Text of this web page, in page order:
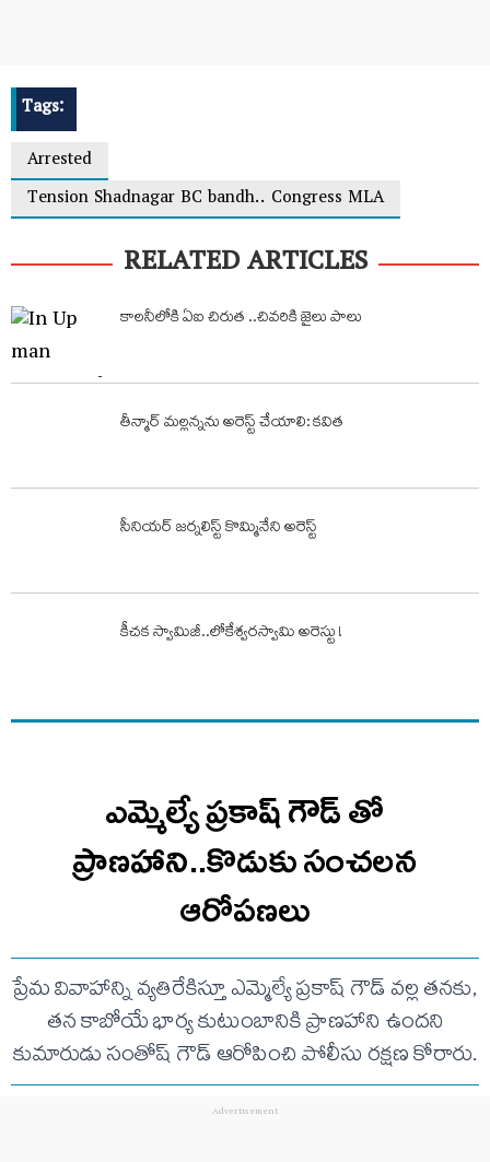
Tags:
Arrested
Tension Shadnagar BC bandh.. Congress MLA
RELATED ARTICLES
కాలనీలోకి ఏఐ చిరుత ..చివరికి జైలు పాలు
తీన్మార్ మల్లన్నను అరెస్ట్ చేయాలి: కవిత
సీనియర్ జర్నలిస్ట్ కొమ్మినేని అరెస్ట్
కీచక స్వామిజీ..లోకేశ్వరస్వామి అరెస్టు !
ఎమ్మెల్యే ప్రకాష్ గౌడ్ తో
ప్రాణహాని..కొడుకు సంచలన
ఆరోపణలు
ప్రేమ వివాహాన్ని వ్యతిరేకిస్తూ ఎమ్మెల్యే ప్రకాష్ గౌడ్ వల్ల తనకు,
తన కాబోయే భార్య కుటుంబానికి ప్రాణహాని ఉందని
కుమారుడు సంతోష్ గౌడ్ ఆరోపించి పోలీసు రక్షణ కోరారు.